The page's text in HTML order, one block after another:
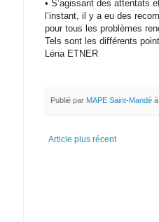
• S’agissant des attentats
l’instant, il y a eu des
pour tous les problèmes
Tels sont les différents
Léna ETNER
Publié par MAPE Saint-Mandé à
Article plus récent